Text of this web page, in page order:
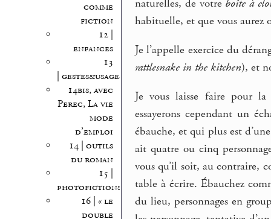
comme
fiction
12 |
enfances
13
| gestes&usages
14bis, avec
Perec, La vie
mode
d’emploi
14 | outils
du roman
15 |
photofictions
16 | « le
double
naturelles, de votre boîte à
habituelle, et que vous aurez
Je l’appelle exercice du
rattlesnake in the kitchen), et
Je vous laisse faire pour
essayerons cependant un
ébauche, et qui plus est
ait quatre ou cinq
vous qu’il soit, au contraire,
table à écrire. Ébauchez
du lieu, personnages en